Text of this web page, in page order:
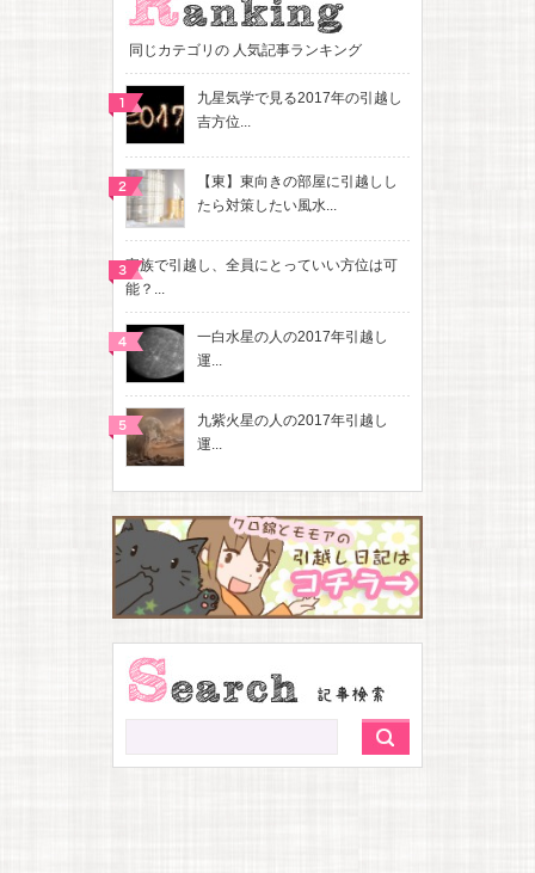
同じカテゴリの 人気記事ランキング
九星気学で見る2017年の引越し
吉方位...
【東】東向きの部屋に引越しし
たら対策したい風水...
家族で引越し、全員にとっていい方位は可
能？...
一白水星の人の2017年引越し
運...
九紫火星の人の2017年引越し
運...